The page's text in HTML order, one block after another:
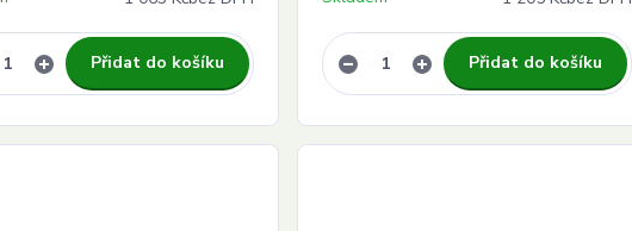
Přidat do košíku Přidat do košíku